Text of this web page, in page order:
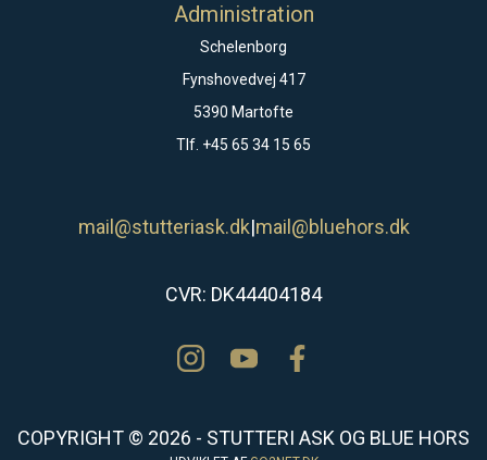
Administration
Schelenborg
Fynshovedvej 417
5390 Martofte
Tlf. +45 65 34 15 65
mail@stutteriask.dk|mail@bluehors.dk
CVR: DK44404184
COPYRIGHT © 2026 - STUTTERI ASK OG BLUE HORS